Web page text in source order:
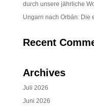
durch unsere jährliche
Ungarn nach Orbán: Die
Recent
Archives
Juli 2026
Juni 2026